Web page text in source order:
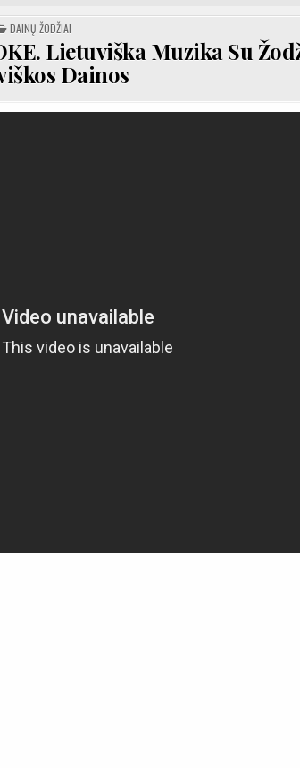
POSTED
IN
DAINŲ ŽODŽIAI
Lietuviška Muzika Su
Dainos